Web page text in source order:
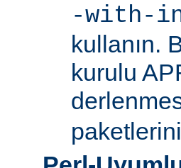
-with-
kullanın.
kurulu